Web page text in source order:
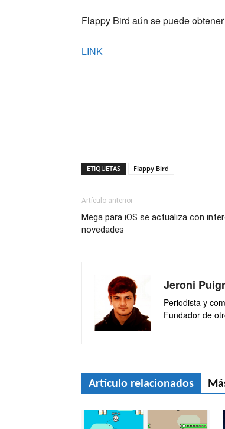
Flappy Bird aún se puede
LINK
ETIQUETAS Flappy Bird
Artículo anterior
Mega para iOS se actualiza con
novedades
Jeroni
Periodista y
Fundador de
Artículo relacionados